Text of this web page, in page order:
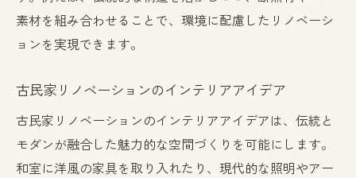
素材を組み合わせることで、環境に配慮したリノベーシ
ョンを実現できます。
古民家リノベーションのインテリアアイデア
古民家リノベーションのインテリアアイデアは、伝統と
モダンが融合した魅力的な空間づくりを可能にします。
和室に洋風の家具を取り入れたり、現代的な照明やアー